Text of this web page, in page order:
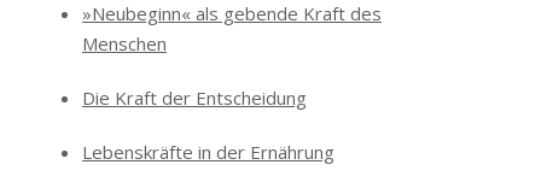
»Neubeginn« als gebende Kraft des
Menschen
Die Kraft der Entscheidung
Lebenskräfte in der Ernährung